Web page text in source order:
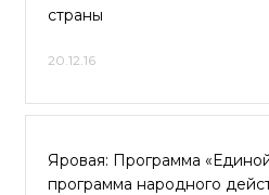
страны
20.12.16
Яровая: Программа
программа народного